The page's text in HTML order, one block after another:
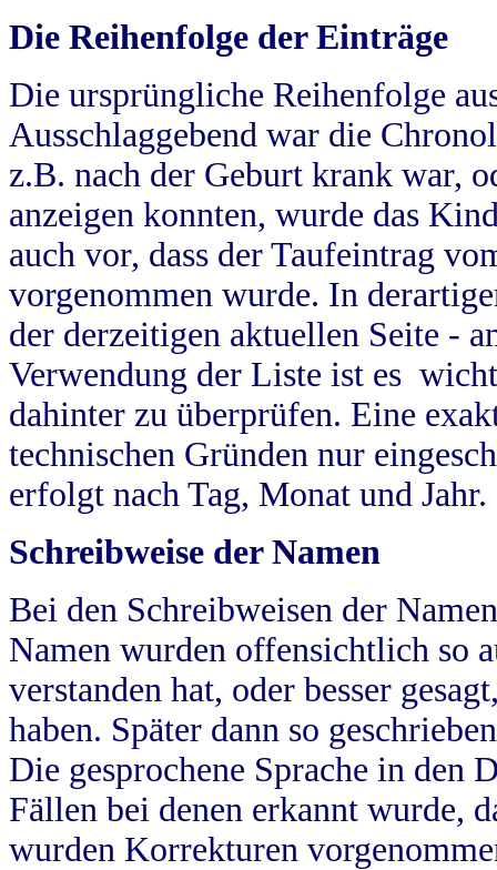
Die Reihenfolge der Einträge
Die ursprüngliche Reihenfolge
Ausschlaggebend war die
z.B. nach der Geburt krank war,
anzeigen konnten, wurde das
auch vor, dass der Taufeintrag
vorgenommen wurde. In
der derzeitigen aktuellen Seite -
Verwendung der Liste ist es
dahinter zu überprüfen. Eine
technischen Gründen nur
erfolgt nach Tag, Monat und Jahr.
Schreibweise der Namen
Bei den Schreibweisen der
Namen wurden offensichtlich so
verstanden hat, oder besser
haben. Später dann so
Die gesprochene Sprache in
Fällen bei denen erkannt wurde,
wurden Korrekturen